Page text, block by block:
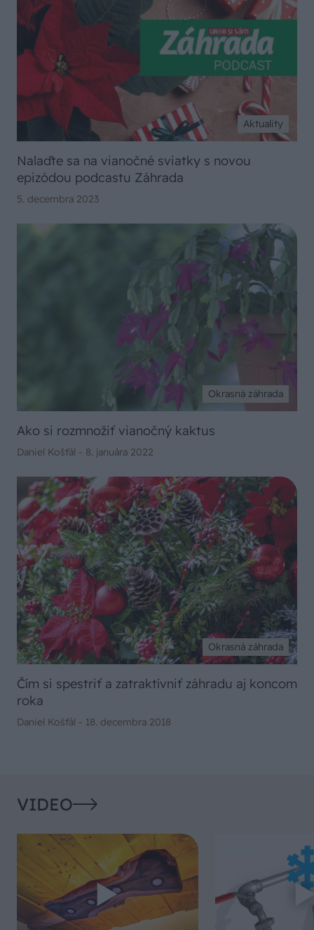
Aktuality
Nalaďte sa na vianočné sviatky s novou
epizódou podcastu Záhrada
5. decembra 2023
Okrasná záhrada
Ako si rozmnožiť vianočný kaktus
Daniel Košťál - 8. januára 2022
Okrasná záhrada
Čím si spestriť a zatraktívniť záhradu aj koncom
roka
Daniel Košťál - 18. decembra 2018
VIDEO